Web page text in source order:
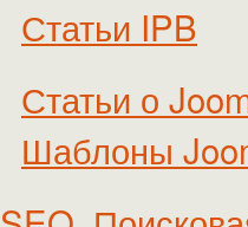
Статьи IPB
Статьи о
Шаблоны